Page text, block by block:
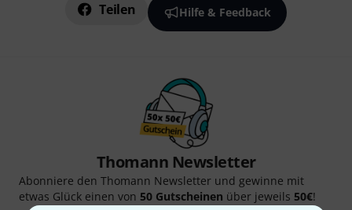
Teilen Hilfe & Feedback
Thomann Newsletter
Abonniere den Thomann Newsletter und gewinne mit
etwas Glück einen von 50 Gutscheinen über jeweils 50€!